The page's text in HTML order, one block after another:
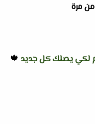
من مرة
لكي يصلك كل جديد 🍁